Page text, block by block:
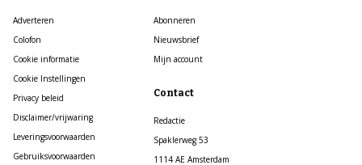
Adverteren
Colofon
Cookie informatie
Cookie Instellingen
Privacy beleid
Disclaimer/vrijwaring
Leveringsvoorwaarden
Gebruiksvoorwaarden
Abonneren
Nieuwsbrief
Mijn account
Contact
Redactie
Spaklerweg 53
1114 AE Amsterdam